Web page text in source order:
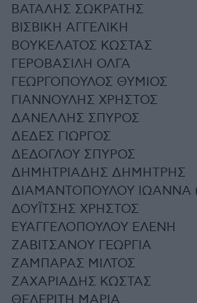
ΒΑΤΑΛΗΣ ΣΩΚΡΑΤΗΣ
ΒΙΣΒΙΚΗ ΑΓΓΕΛΙΚΗ
ΒΟΥΚΕΛΑΤΟΣ ΚΩΣΤΑΣ
ΓΕΡΟΒΑΣΙΛΗ ΟΛΓΑ
ΓΕΩΡΓΟΠΟΥΛΟΣ ΘΥΜΙΟΣ
ΓΙΑΝΝΟΥΛΗΣ ΧΡΗΣΤΟΣ
ΔΑΝΕΛΛΗΣ ΣΠΥΡΟΣ
ΔΕΔΕΣ ΓΙΩΡΓΟΣ
ΔΕΔΟΓΛΟΥ ΣΠΥΡΟΣ
ΔΗΜΗΤΡΙΑΔΗΣ ΔΗΜΗΤΡΗΣ
ΔΙΑΜΑΝΤΟΠΟΥΛΟΥ ΙΩΑΝΝΑ
ΔΟΥΪΤΣΗΣ ΧΡΗΣΤΟΣ
ΕΥΑΓΓΕΛΟΠΟΥΛΟΥ ΕΛΕΝΗ
ΖΑΒΙΤΣΑΝΟΥ ΓΕΩΡΓΙΑ
ΖΑΜΠΑΡΑΣ ΜΙΛΤΟΣ
ΖΑΧΑΡΙΑΔΗΣ ΚΩΣΤΑΣ
ΘΕΛΕΡΙΤΗ ΜΑΡΙΑ